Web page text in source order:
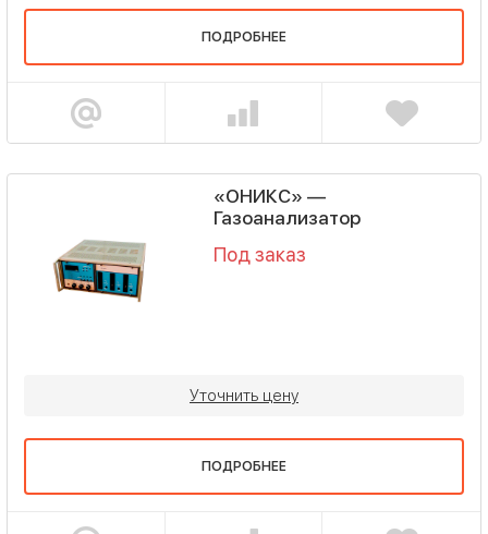
ПОДРОБНЕЕ
«ОНИКС» —
Газоанализатор
Под заказ
Уточнить цену
ПОДРОБНЕЕ